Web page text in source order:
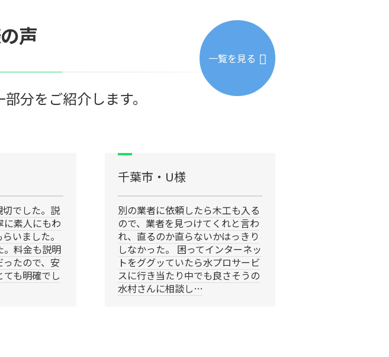
声
分をご紹介します。
一覧を見る
切でした。説
に素人にもわ
いました。
。料金も説明
ったので、安
も明確でし
千葉市・U様
別の業者に依頼したら木工も入る
ので、業者を見つけてくれと言わ
れ、直るのか直らないかはっきり
しなかった。 困ってインターネッ
トをググッていたら水プロサービ
スに行き当たり中でも良さそうの
水村さんに相談し…